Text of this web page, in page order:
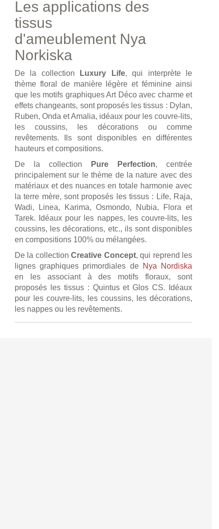
Les applications des
tissus
d'ameublement Nya
Norkiska
De la collection Luxury Life, qui interprète le
thème floral de manière légère et féminine ainsi
que les motifs graphiques Art Déco avec charme et
effets changeants, sont proposés les tissus : Dylan,
Ruben, Onda et Amalia, idéaux pour les couvre-lits,
les coussins, les décorations ou comme
revêtements. Ils sont disponibles en différentes
hauteurs et compositions.
De la collection
Pure Perfection, centrée
principalement sur le thème de la nature avec des
matériaux et des nuances en totale harmonie avec
la terre mère, sont proposés les tissus : Life, Raja,
Wadi, Linea, Karima, Osmondo, Nubia, Flora et
Tarek. Idéaux pour les nappes, les couvre-lits, les
coussins, les décorations, etc., ils sont disponibles
en compositions 100% ou mélangées.
De la collectionCreative Concept, qui reprend les
lignes graphiques primordiales de Nya Nordiska
en les associant à des motifs floraux, sont
proposés les tissus : Quintus et Glos CS. Idéaux
pour les couvre-lits, les coussins, les décorations,
les nappes ou les revêtements.